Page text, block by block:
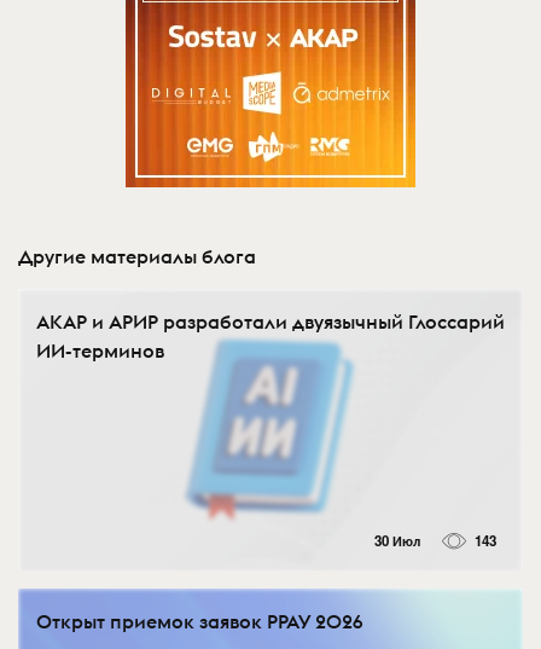
Другие материалы блога
АКАР и АРИР разработали двуязычный Глоссарий
ИИ-терминов
30 Июл 143
Открыт приемок заявок РРАУ 2026